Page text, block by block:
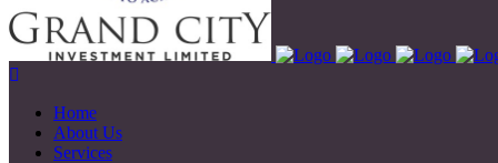
Home
About Us
Services